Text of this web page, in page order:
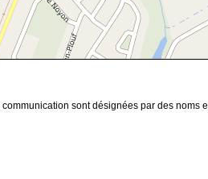
sont désignées par des